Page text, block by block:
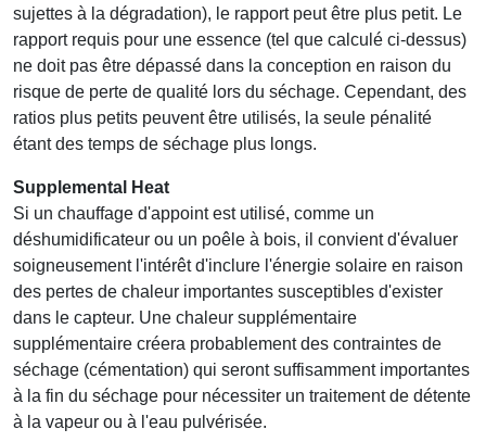
sujettes à la dégradation), le rapport peut être plus petit. Le
rapport requis pour une essence (tel que calculé ci-dessus)
ne doit pas être dépassé dans la conception en raison du
risque de perte de qualité lors du séchage. Cependant, des
ratios plus petits peuvent être utilisés, la seule pénalité
étant des temps de séchage plus longs.
Supplemental Heat
Si un chauffage d'appoint est utilisé, comme un
déshumidificateur ou un poêle à bois, il convient d'évaluer
soigneusement l'intérêt d'inclure l'énergie solaire en raison
des pertes de chaleur importantes susceptibles d'exister
dans le capteur. Une chaleur supplémentaire
supplémentaire créera probablement des contraintes de
séchage (cémentation) qui seront suffisamment importantes
à la fin du séchage pour nécessiter un traitement de détente
à la vapeur ou à l'eau pulvérisée.